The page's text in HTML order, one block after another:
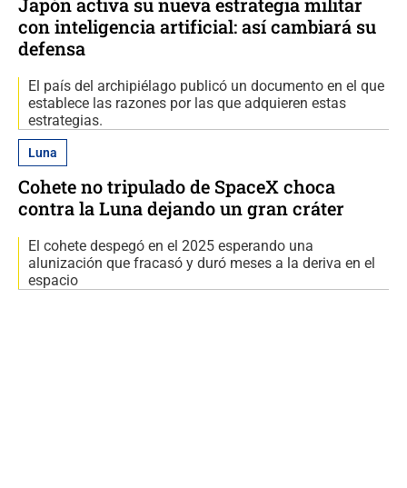
con inteligencia artificial: así cambiará su
defensa
El país del archipiélago publicó un documento en el que
establece las razones por las que adquieren estas
estrategias.
Luna
Cohete no tripulado de SpaceX choca
contra la Luna dejando un gran cráter
El cohete despegó en el 2025 esperando una
alunización que fracasó y duró meses a la deriva en el
espacio